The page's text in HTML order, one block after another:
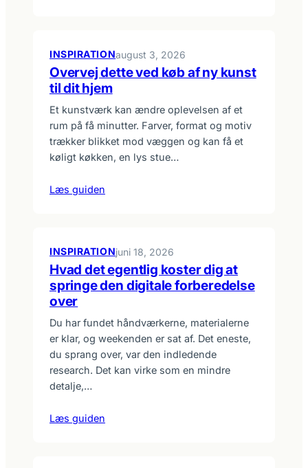
INSPIRATIONaugust 3, 2026
Overvej dette ved køb af ny kunst
til dit hjem
Et kunstværk kan ændre oplevelsen af et
rum på få minutter. Farver, format og motiv
trækker blikket mod væggen og kan få et
køligt køkken, en lys stue…
Læs guiden
INSPIRATIONjuni 18, 2026
Hvad det egentlig koster dig at
springe den digitale forberedelse
over
Du har fundet håndværkerne, materialerne
er klar, og weekenden er sat af. Det eneste,
du sprang over, var den indledende
research. Det kan virke som en mindre
detalje,…
Læs guiden